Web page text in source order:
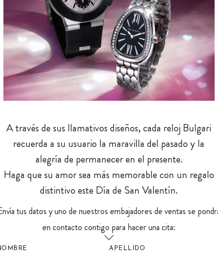
A través de sus llamativos diseños, cada reloj Bulgari
recuerda a su usuario la maravilla del pasado y la
alegría de permanecer en el presente.
Haga que su amor sea más memorable con un regalo
distintivo este Día de San Valentín.
tus datos y uno de nuestros embajadores de ventas se
en contacto contigo para hacer una cita:
APELLIDO